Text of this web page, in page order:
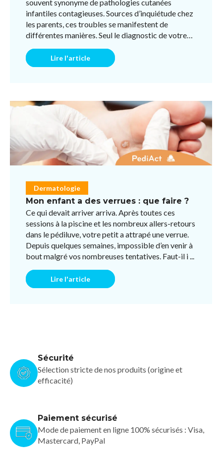
souvent synonyme de pathologies cutanées
infantiles contagieuses. Sources d’inquiétude chez
les parents, ces troubles se manifestent de
différentes manières. Seul le diagnostic de votre
Lire l'article
Dermatologie
Mon enfant a des verrues : que faire ?
Ce qui devait arriver arriva. Après toutes ces
sessions à la piscine et les nombreux allers-retours
dans le pédiluve, votre petit a attrapé une verrue.
Depuis quelques semaines, impossible d’en venir à
bout malgré vos nombreuses tentatives. Faut-il i ...
Lire l'article
Sécurité
Sélection stricte de nos produits (origine et
efficacité)
Paiement sécurisé
Mode de paiement en ligne 100% sécurisés : Visa,
Mastercard, PayPal